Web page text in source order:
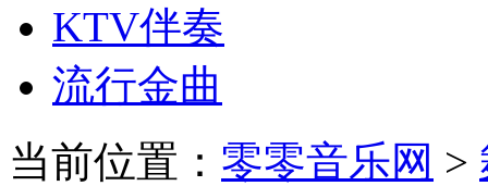
KTV伴奏
流行金曲
当前位置： 零零音乐网 >